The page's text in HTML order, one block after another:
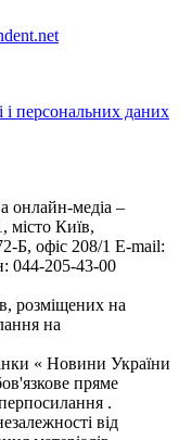
і персональних даних
онлайн-медіа –
місто Київ,
офіс 208/1 E-mail:
044-205-43-00
розміщених на
на
« Новини України
пряме
.
від